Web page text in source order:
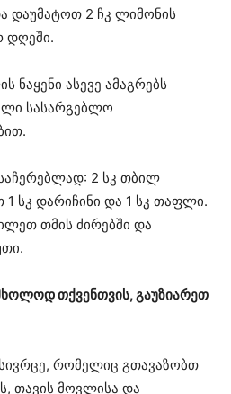
დაუმატოთ 2 ჩკ ლიმონის
დღეში.
ნაყენი ასევე ამაგრებს
სასარგებლო
2 სკ თბილ
1 სკ დარიჩინი და 1 სკ თაფლი.
თმის ძირებში და
თქვენთვის, გაუზიარეთ
რომელიც გთავაზობთ
თავის მოვლისა და